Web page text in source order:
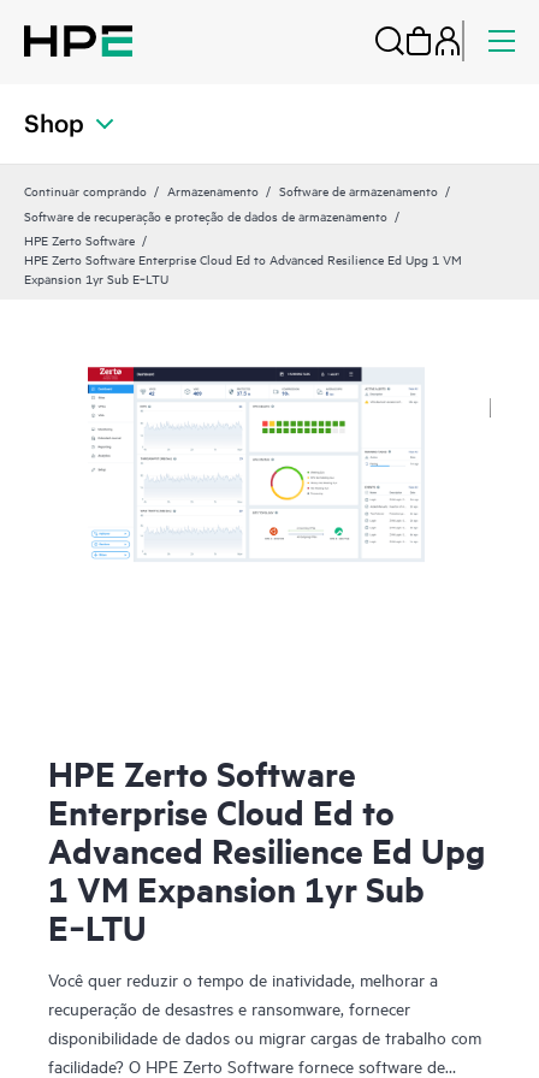
Shop
Continuar comprando Armazenamento
Software de armazenamento
Software de recuperação e proteção de dados de armazenamento
HPE Zerto Software
HPE Zerto Software Enterprise Cloud Ed to Advanced Resilience Ed Upg 1 VM
Expansion 1yr Sub E‑LTU
HPE Zerto Software
Enterprise Cloud Ed to
Advanced Resilience Ed Upg
1 VM Expansion 1yr Sub
E‑LTU
Você quer reduzir o tempo de inatividade, melhorar a
recuperação de desastres e ransomware, fornecer
disponibilidade de dados ou migrar cargas de trabalho com
facilidade? O HPE Zerto Software fornece software de